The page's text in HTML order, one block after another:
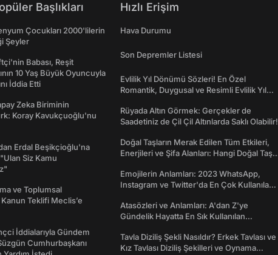
Başlıkları
Çocukları 2000'lilerin
Şeyler
Babası, Reşit
10 Yaş Büyük Oyuncuyla
İddia Etti
Zeka Biriminin
Koray Kavukçuoğlu'nu
Erdal Beşikçioğlu'na
Siz Kamu
ve Toplumsal
Teklifi Meclis’e
İddialarıyla Gündem
Cumhurbaşkanı
Hızlı Erişim
Hava Durumu
Son Depremler Listesi
Evlilik Yıl Dönümü Sözleri! En Özel
Romantik, Duygusal ve Resimli Evlilik Yıl
Rüyada Altın Görmek: Gerçekler de
Saadetiniz de Çil Çil Altınlarda Saklı Olabilir!
Doğal Taşların Merak Edilen Tüm Etkileri,
Enerjileri ve Şifa Alanları: Hangi Doğal Taş
Emojilerin Anlamları: 2023 WhatsApp,
Instagram ve Twitter'da En Çok Kullanılan
Atasözleri ve Anlamları: A'dan Z'ye
Gündelik Hayatta En Sık Kullanılan
Tavla Diziliş Şekli Nasıldır? Erkek Tavlası ve
Kız Tavlası Diziliş Şekilleri ve Oynama